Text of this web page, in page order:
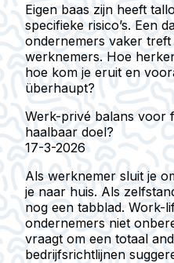
Eigen baas zijn heeft
specifieke risico’s. Een
ondernemers vaker treft
werknemers. Hoe
hoe kom je eruit en
überhaupt?
Werk-privé balans voor
haalbaar doel?
17-3-2026
Als werknemer sluit je
je naar huis. Als
nog een tabblad. Work-
ondernemers niet
vraagt om een totaal
bedrijfsrichtlijnen